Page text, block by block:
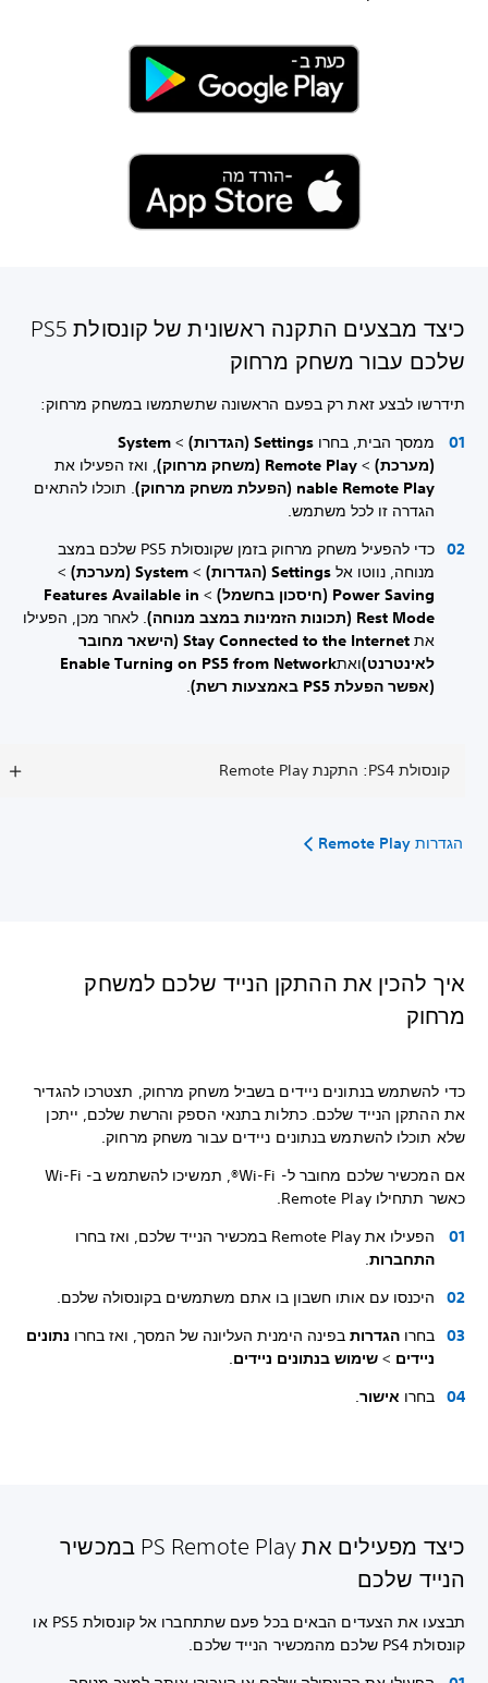
כיצד מבצעים התקנה ראשונית של קונסולת PS5
שלכם עבור משחק מרחוק
תידרשו לבצע זאת רק בפעם הראשונה שתשתמשו במשחק מרחוק:
ממסך הבית, בחרוSettings (הגדרות) >
System
(מערכת)>Remote Play (משחק מרחוק)
, ואז הפעילו את
nable Remote Play (הפעלת משחק מרחוק)
. תוכלו להתאים
הגדרה זו לכל משתמש.
כדי להפעיל משחק מרחוק בזמן שקונסולת PS5 שלכם במצב
מנוחה, נווטו אלSettings (הגדרות) > System (מערכת)
>
Power Saving (חיסכון בחשמל)
>
Features Available in
Rest Mode (תכונות הזמינות במצב מנוחה)
. לאחר מכן, הפעילו
את
Stay Connected to the Internet (הישאר מחובר
לאינטרנט)ואתEnable Turning on PS5 from Network
(אפשר הפעלת PS5 באמצעות רשת)
.
קונסולת PS4: התקנת Remote Play
הגדרות Remote Play
איך להכין את ההתקן הנייד שלכם למשחק
מרחוק
כדי להשתמש בנתונים ניידים בשביל משחק מרחוק, תצטרכו להגדיר
את ההתקן הנייד שלכם. כתלות בתנאי הספק והרשת שלכם, ייתכן
שלא תוכלו להשתמש בנתונים ניידים עבור משחק מרחוק.
אם המכשיר שלכם מחובר ל- Wi-Fi®, תמשיכו להשתמש ב- Wi-Fi
כאשר תתחילו Remote Play.
הפעילו את Remote Play במכשיר הנייד שלכם, ואז בחרו
התחברות.
היכנסו עם אותו חשבון בו אתם משתמשים בקונסולה שלכם.
בחרוהגדרותבפינה הימנית העליונה של המסך, ואז בחרונתונים
ניידים>שימוש בנתונים ניידים.
בחרואישור.
כיצד מפעילים את PS Remote Play במכשיר
הנייד שלכם
תבצעו את הצעדים הבאים בכל פעם שתתחברו אל קונסולת PS5 או
קונסולת PS4 שלכם מהמכשיר הנייד שלכם.